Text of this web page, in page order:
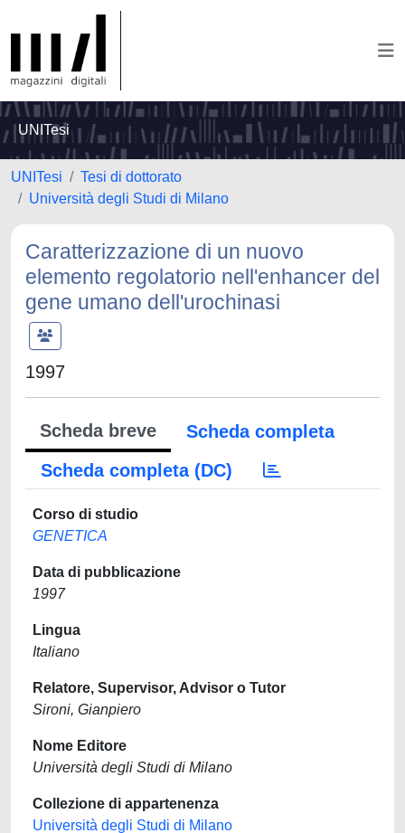
UNITesi
UNITesi
Tesi di dottorato
Università degli Studi di Milano
Caratterizzazione di un nuovo
elemento regolatorio nell'enhancer del
gene umano dell'urochinasi
1997
Scheda breve
Scheda completa
Scheda completa (DC)
Corso di studio
GENETICA
Data di pubblicazione
1997
Lingua
Italiano
Relatore, Supervisor, Advisor o Tutor
Sironi, Gianpiero
Nome Editore
Università degli Studi di Milano
Collezione di appartenenza
Università degli Studi di Milano